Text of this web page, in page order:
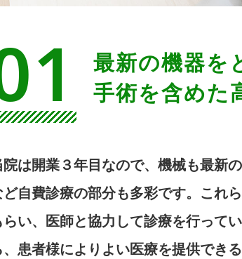
最新の機器を
手術を含めた
院は開業３年目なので、機械も最新
ど自費診療の部分も多彩です。これ
らい、医師と協力して診療を行って
、患者様によりよい医療を提供でき